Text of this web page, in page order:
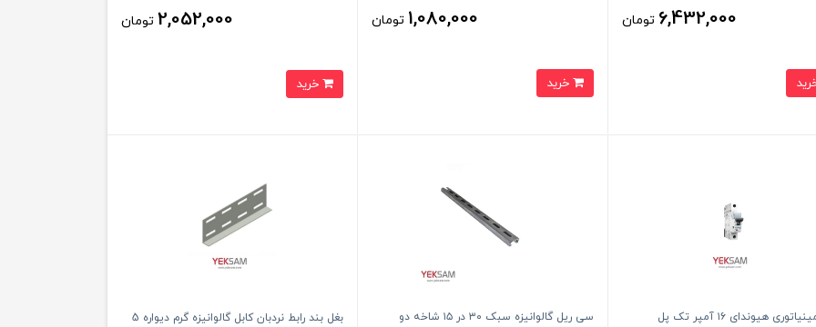
6,432,000 تومان 1,080,000 تومان
خرید
2,052,000 تومان
خرید
هیوندای ۱۶ آمپر تک پل
سی ریل گالوانیزه سبک ۳۰ در ۱۵ شاخه دو
بغل بند رابط نردبان کابل گالوانیزه گرم دیواره 5